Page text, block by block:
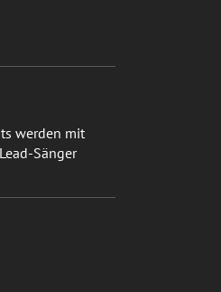
werden mit
Sänger